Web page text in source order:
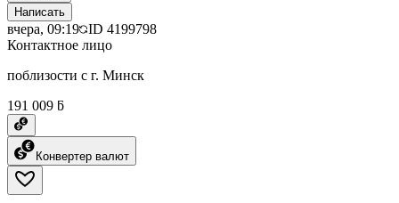
Написать
вчера, 09:19 ID 4199798
Контактное лицо
поблизости с г. Минск
191 009 ƃ
Конвертер валют